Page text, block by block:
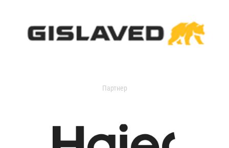
Партнер